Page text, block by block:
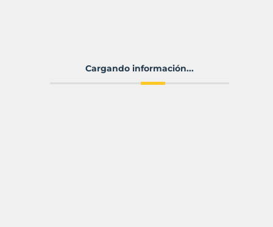
Cargando información...